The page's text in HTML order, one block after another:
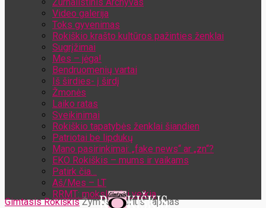
Video galerija
Toks gyvenimas
Rokiškio krašto kultūros pažinties ženklai
Sugrįžimai
Mes – jėga!
Bendruomenių vartai
Iš širdies- į širdį
Žmonės
Laiko ratas
Sveikinimai
Rokiškio tapatybės ženklai šiandien
Patriotai be lipdukų
Mano pasirinkimai: „fake news“ ar „zn“?
EKO Rokiškis – mums ir vaikams
Patirk čia…
Aš/Mes – LT
RRMT: moksleiviai veikia
Gimtasis Rokiškis Žymos Andrius Tapinas